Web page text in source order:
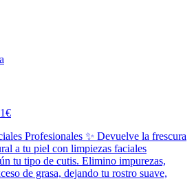
Profesionales ✨ Devuelve la frescura
a tu piel con limpiezas faciales
tu tipo de cutis. Elimino impurezas,
de grasa, dejando tu rostro suave,